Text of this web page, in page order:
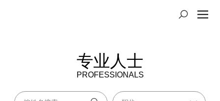
专业人士
PROFESSIONALS